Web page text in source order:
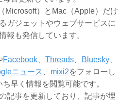
Microsoft）とMac（Apple）だけ
ガジェットやウェブサービスに
報も発信しています。
Facebook、 Threads、 Bluesky、
ニュース mixi2をフォローし
早く情報を閲覧可能です。
記事を更新しており、記事が埋